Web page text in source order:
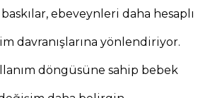
ebeveynleri daha hesaplı
davranışlarına yönlendiriyor.
döngüsüne sahip bebek